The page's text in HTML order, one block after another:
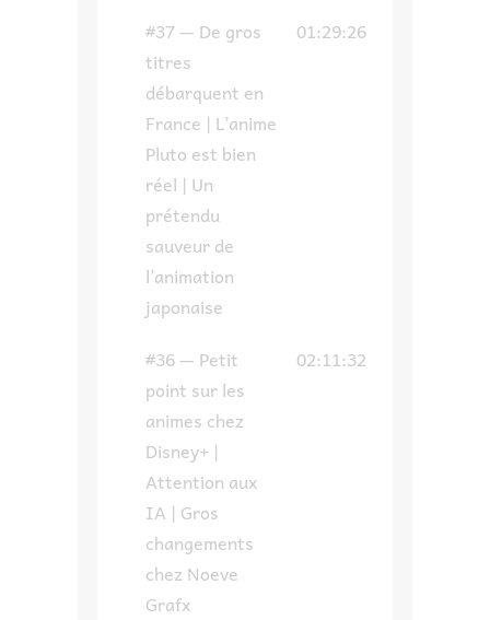
#37 — De gros
titres
débarquent en
France | L’anime
Pluto est bien
réel | Un
prétendu
sauveur de
l’animation
japonaise
01:29:26
#36 — Petit
point sur les
animes chez
Disney+ |
Attention aux
IA | Gros
changements
chez Noeve
Grafx
02:11:32